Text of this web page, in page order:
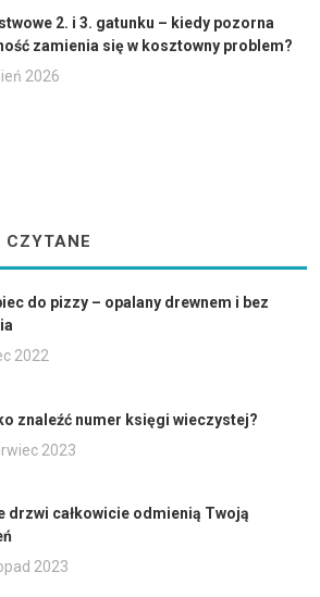
2. i 3. gatunku – kiedy pozorna
zamienia się w kosztowny problem?
2026
CZYTANE
do pizzy – opalany drewnem i bez
2022
znaleźć numer księgi wieczystej?
2023
drzwi całkowicie odmienią Twoją
2023